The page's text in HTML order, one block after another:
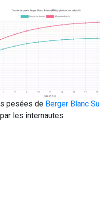
pesées de Berger Blanc
les internautes.